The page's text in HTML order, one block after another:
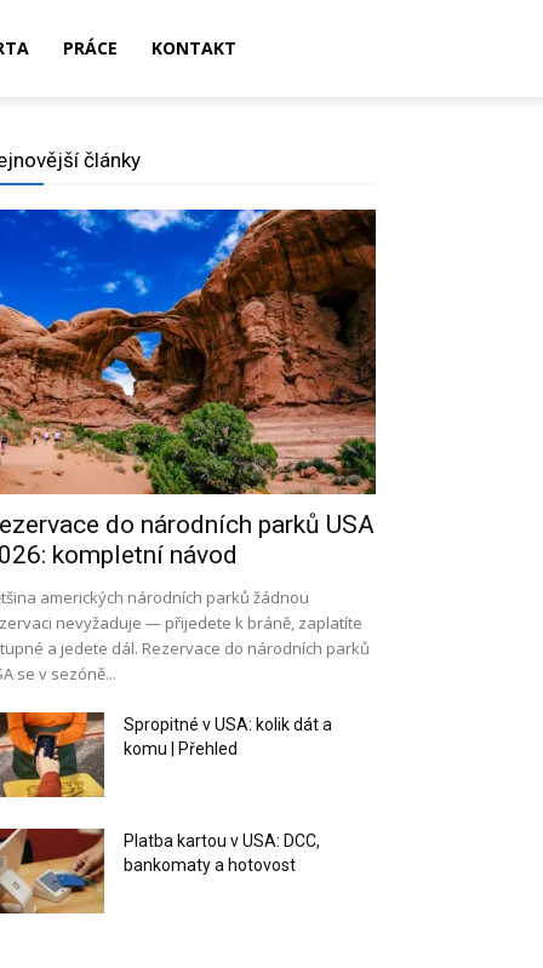
PRÁCE KONTAKT
články
do národních parků USA
kompletní návod
amerických národních parků žádnou
nevyžaduje — přijedete k bráně, zaplatíte
a jedete dál. Rezervace do národních parků
se v sezóně...
Spropitné v USA: kolik dát a
komu | Přehled
Platba kartou v USA: DCC,
bankomaty a hotovost